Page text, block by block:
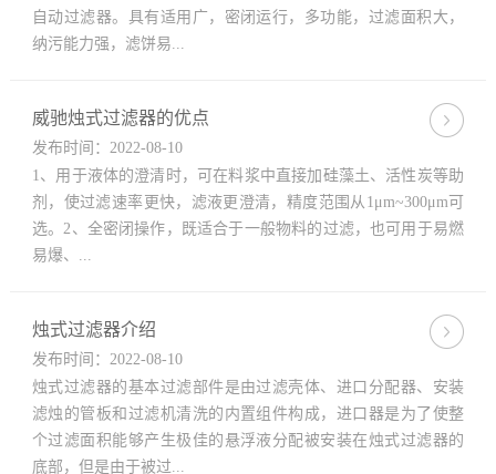
自动过滤器。具有适用广，密闭运行，多功能，过滤面积大，
纳污能力强，滤饼易...
威驰烛式过滤器的优点
发布时间：2022-08-10
1、用于液体的澄清时，可在料浆中直接加硅藻土、活性炭等助
剂，使过滤速率更快，滤液更澄清，精度范围从1μm~300μm可
选。2、全密闭操作，既适合于一般物料的过滤，也可用于易燃
易爆、...
烛式过滤器介绍
发布时间：2022-08-10
烛式过滤器的基本过滤部件是由过滤壳体、进口分配器、安装
滤烛的管板和过滤机清洗的内置组件构成，进口器是为了使整
个过滤面积能够产生极佳的悬浮液分配被安装在烛式过滤器的
底部，但是由于被过...